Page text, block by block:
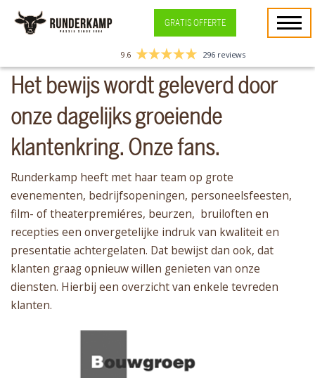
GRATIS OFFERTE
9.6 296 reviews
Het bewijs wordt geleverd door
onze dagelijks groeiende
klantenkring. Onze fans.
Runderkamp heeft met haar team op grote
evenementen, bedrijfsopeningen, personeelsfeesten,
film- of theaterpremiéres, beurzen, bruiloften en
recepties een onvergetelijke indruk van kwaliteit en
presentatie achtergelaten. Dat bewijst dan ook, dat
klanten graag opnieuw willen genieten van onze
diensten. Hierbij een overzicht van enkele tevreden
klanten.